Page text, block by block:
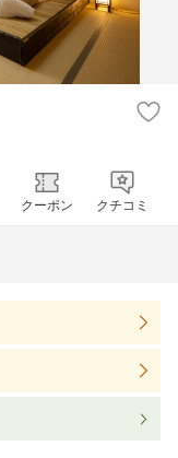
クーポン クチコミ